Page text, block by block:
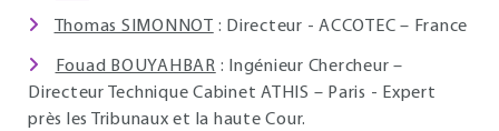
Thomas SIMONNOT : Directeur - ACCOTEC – France
Fouad BOUYAHBAR : Ingénieur Chercheur –
Directeur Technique Cabinet ATHIS – Paris - Expert
près les Tribunaux et la haute Cour.